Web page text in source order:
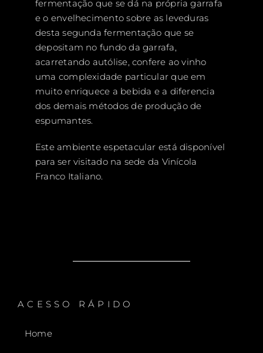
fermentação que se dá na própria garrafa
e o envelhecimento sobre as leveduras
desta segunda fermentação que se
depositam no fundo da garrafa,
acarretando autólise, confere ao vinho
uma complexidade particular que em
muito enriquece a bebida e a diferencia
dos demais métodos de produção de
espumantes.
Este ambiente espetacular está disponível
para ser visitado na sede da Vinícola
Franco Italiano.
ACESSO RÁPIDO
Home